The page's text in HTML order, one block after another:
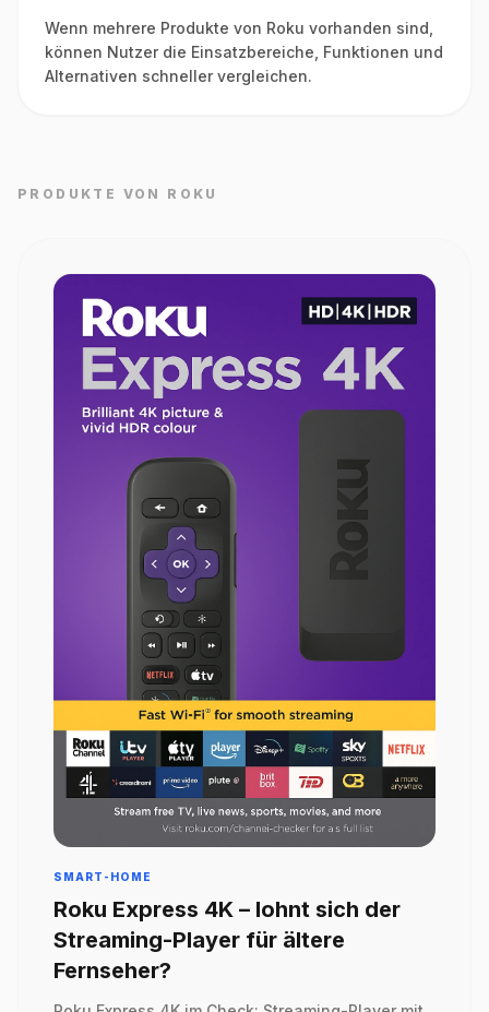
Wenn mehrere Produkte von Roku vorhanden sind,
können Nutzer die Einsatzbereiche, Funktionen und
Alternativen schneller vergleichen.
PRODUKTE VON ROKU
SMART-HOME
Roku Express 4K – lohnt sich der
Streaming-Player für ältere
Fernseher?